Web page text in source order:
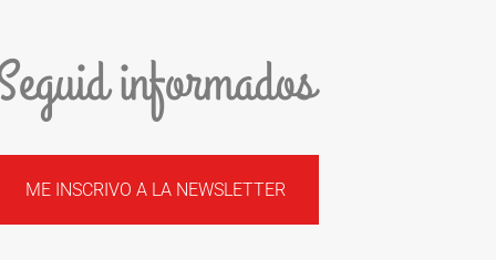
informados
ME INSCRIVO A LA NEWSLETTER